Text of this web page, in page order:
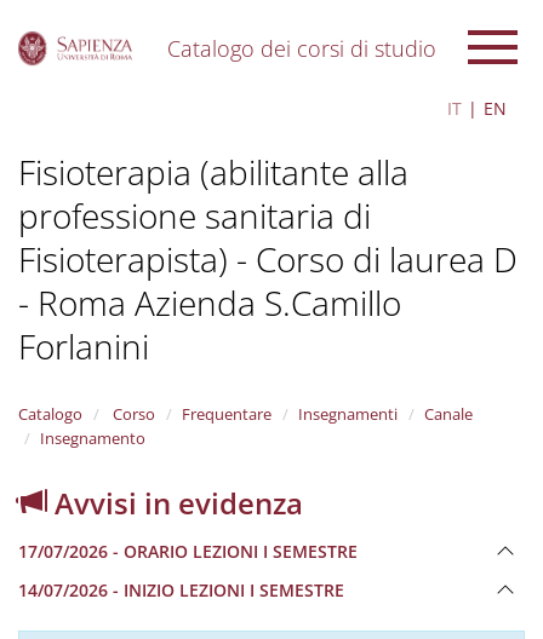
Catalogo dei corsi di studio
IT EN
Fisioterapia (abilitante alla
professione sanitaria di
Fisioterapista) - Corso di laurea D
- Roma Azienda S.Camillo
Forlanini
Catalogo Corso Frequentare Insegnamenti
Canale
Insegnamento
Avvisi in evidenza
17/07/2026 - ORARIO LEZIONI I SEMESTRE
14/07/2026 - INIZIO LEZIONI I SEMESTRE